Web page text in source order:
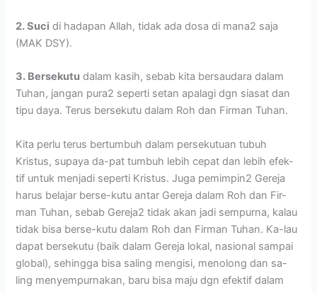
2. Suci di hadapan Allah, tidak ada dosa di mana2 saja
(MAK DSY).
3. Bersekutu dalam kasih, sebab kita bersaudara dalam
Tuhan, jangan pura2 seperti setan apalagi dgn siasat dan
tipu daya. Terus bersekutu dalam Roh dan Firman Tuhan.
Kita perlu terus bertumbuh dalam persekutuan tubuh
Kristus, supaya da-pat tumbuh lebih cepat dan lebih efek-
tif untuk menjadi seperti Kristus. Juga pemimpin2 Gereja
harus belajar berse-kutu antar Gereja dalam Roh dan Fir-
man Tuhan, sebab Gereja2 tidak akan jadi sempurna, kalau
tidak bisa berse-kutu dalam Roh dan Firman Tuhan. Ka-lau
dapat bersekutu (baik dalam Gereja lokal, nasional sampai
global), sehingga bisa saling mengisi, menolong dan sa-
ling menyempurnakan, baru bisa maju dgn efektif dalam